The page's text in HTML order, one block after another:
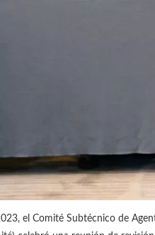
el Comité Subtécnico de